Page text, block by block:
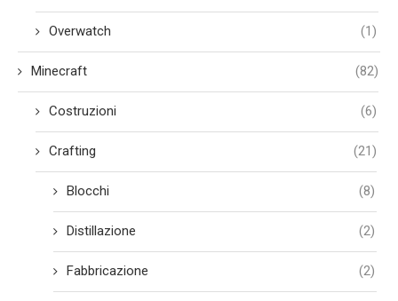
Overwatch (1)
Minecraft (82)
Costruzioni (6)
Crafting (21)
Blocchi (8)
Distillazione (2)
Fabbricazione (2)